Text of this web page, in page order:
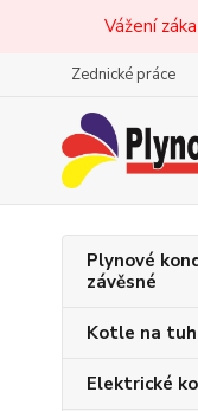
Vážení
Zednické práce
Plynové
závěsné
Kotle na
Elektrické